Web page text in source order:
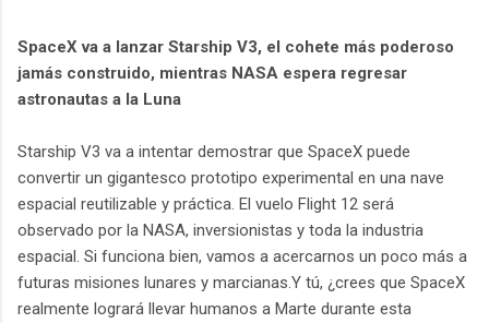
SpaceX va a lanzar Starship V3, el cohete más poderoso
jamás construido, mientras NASA espera regresar
astronautas a la Luna
Starship V3 va a intentar demostrar que SpaceX puede
convertir un gigantesco prototipo experimental en una nave
espacial reutilizable y práctica. El vuelo Flight 12 será
observado por la NASA, inversionistas y toda la industria
espacial. Si funciona bien, vamos a acercarnos un poco más a
futuras misiones lunares y marcianas.Y tú, ¿crees que SpaceX
realmente logrará llevar humanos a Marte durante esta